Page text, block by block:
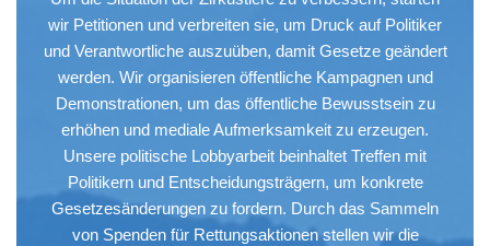
wir Petitionen und verbreiten sie, um Druck auf Politiker
und Verantwortliche auszuüben, damit Gesetze geändert
werden. Wir organisieren öffentliche Kampagnen und
Demonstrationen, um das öffentliche Bewusstsein zu
erhöhen und mediale Aufmerksamkeit zu erzeugen.
Unsere politische Lobbyarbeit beinhaltet Treffen mit
Politikern und Entscheidungsträgern, um konkrete
Gesetzesänderungen zu fordern. Durch das Sammeln
von Spenden für Rettungsaktionen stellen wir die